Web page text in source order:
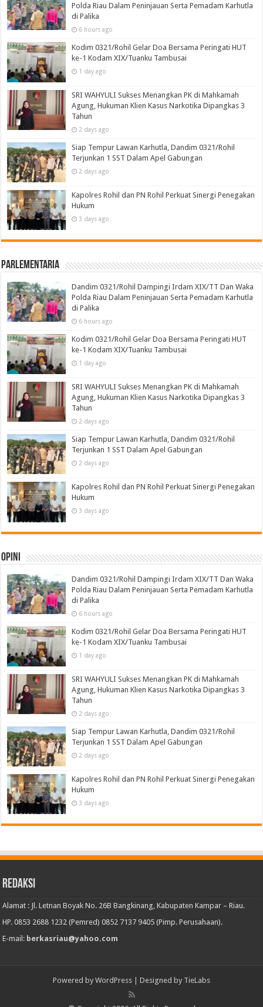
Polda Riau Dalam Peninjauan Serta Pemadam Karhutla
di Palika
6 hours ago
Kodim 0321/Rohil Gelar Doa Bersama Peringati HUT
ke-1 Kodam XIX/Tuanku Tambusai
1 day ago
SRI WAHYULI Sukses Menangkan PK di Mahkamah
Agung, Hukuman Klien Kasus Narkotika Dipangkas 3
Tahun
2 days ago
Siap Tempur Lawan Karhutla, Dandim 0321/Rohil
Terjunkan 1 SST Dalam Apel Gabungan
2 days ago
Kapolres Rohil dan PN Rohil Perkuat Sinergi Penegakan
Hukum
3 days ago
Parlementaria
Dandim 0321/Rohil Dampingi Irdam XIX/TT Dan Waka
Polda Riau Dalam Peninjauan Serta Pemadam Karhutla
di Palika
6 hours ago
Kodim 0321/Rohil Gelar Doa Bersama Peringati HUT
ke-1 Kodam XIX/Tuanku Tambusai
1 day ago
SRI WAHYULI Sukses Menangkan PK di Mahkamah
Agung, Hukuman Klien Kasus Narkotika Dipangkas 3
Tahun
2 days ago
Siap Tempur Lawan Karhutla, Dandim 0321/Rohil
Terjunkan 1 SST Dalam Apel Gabungan
2 days ago
Kapolres Rohil dan PN Rohil Perkuat Sinergi Penegakan
Hukum
3 days ago
Opini
Dandim 0321/Rohil Dampingi Irdam XIX/TT Dan Waka
Polda Riau Dalam Peninjauan Serta Pemadam Karhutla
di Palika
6 hours ago
Kodim 0321/Rohil Gelar Doa Bersama Peringati HUT
ke-1 Kodam XIX/Tuanku Tambusai
1 day ago
SRI WAHYULI Sukses Menangkan PK di Mahkamah
Agung, Hukuman Klien Kasus Narkotika Dipangkas 3
Tahun
2 days ago
Siap Tempur Lawan Karhutla, Dandim 0321/Rohil
Terjunkan 1 SST Dalam Apel Gabungan
2 days ago
Kapolres Rohil dan PN Rohil Perkuat Sinergi Penegakan
Hukum
3 days ago
Redaksi
Alamat : Jl. Letnan Boyak No. 26B Bangkinang, Kabupaten Kampar – Riau.
HP. 0853 2688 1232 (Pemred) 0852 7137 9405 (Pimp. Perusahaan).
E-mail: berkasriau@yahoo.com
Powered by WordPress | Designed by TieLabs